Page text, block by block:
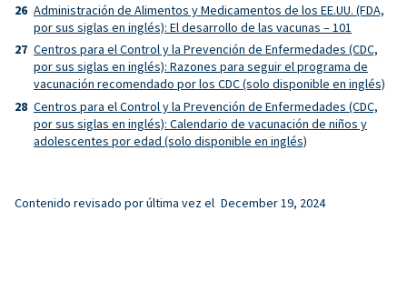
Administración de Alimentos y Medicamentos de los EE.UU. (FDA,
por sus siglas en inglés): El desarrollo de las vacunas – 101
Centros para el Control y la Prevención de Enfermedades (CDC,
por sus siglas en inglés): Razones para seguir el programa de
vacunación recomendado por los CDC (solo disponible en inglés)
Centros para el Control y la Prevención de Enfermedades (CDC,
por sus siglas en inglés): Calendario de vacunación de niños y
adolescentes por edad (solo disponible en inglés)
Contenido revisado por última vez el December 19, 2024